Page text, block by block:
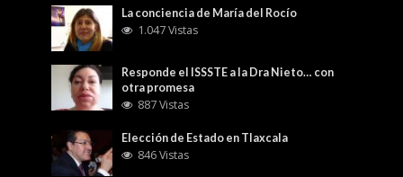
La conciencia de María del Rocío
1.047 Vistas
Responde el ISSSTE a la Dra Nieto… con
otra promesa
887 Vistas
Elección de Estado en Tlaxcala
846 Vistas